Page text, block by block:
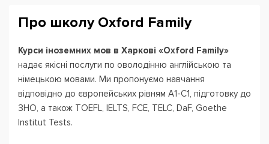
Про школу Oxford Family
Курси іноземних мов в Харкові «Oxford Family»
надає якісні послуги по оволодінню англійською та
німецькою мовами. Ми пропонуємо навчання
відповідно до європейських рівням А1-С1, підготовку до
ЗНО, а також TOEFL, IELTS, FCE, TELC, DaF, Goethe
Institut Tests.